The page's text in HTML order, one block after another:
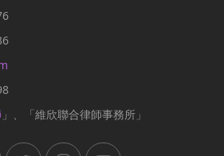
」、「維欣聯合律師事務所」